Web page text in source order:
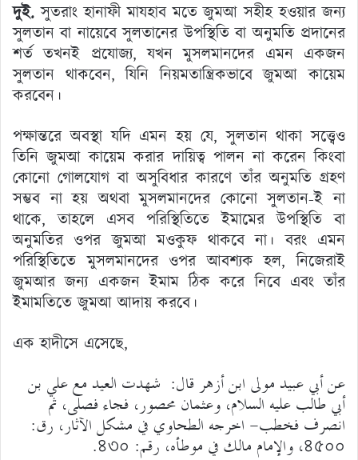
দুই.সুতরাং হানাফী মাযহাব মতে জুমআ সহীহ হওয়ার জন্য
সুলতান বা নায়েবে সুলতানের উপস্থিতি বা অনুমতি প্রদানের
শর্ত তখনই প্রযোজ্য, যখন মুসলমানদের এমন একজন
সুলতান থাকবেন, যিনি নিয়মতান্ত্রিকভাবে জুমআ কায়েম
করবেন।
পক্ষান্তরে অবস্থা যদি এমন হয় যে, সুলতান থাকা সত্ত্বেও
তিনি জুমআ কায়েম করার দায়িত্ব পালন না করেন কিংবা
কোনো গোলযোগ বা অসুবিধার কারণে তাঁর অনুমতি গ্রহণ
সম্ভব না হয় অথবা মুসলমানদের কোনো সুলতান-ই না
থাকে, তাহলে এসব পরিস্থিতিতে ইমামের উপস্থিতি বা
অনুমতির ওপর জুমআ মওকুফ থাকবে না। বরং এমন
পরিস্থিতিতে মুসলমানদের ওপর আবশ্যক হল, নিজেরাই
জুমআর জন্য একজন ইমাম ঠিক করে নিবে এবং তাঁর
ইমামতিতে জুমআ আদায় করবে।
এক হাদীসে এসেছে,
عن أبي عبيد مولى ابن أزهر قال: شهدت العيد مع علي بن
أبي طالب عليه السلام، وعثمان محصور، فجاء فصلى، ثم
انصرف فخطب- اخرجه الطحاوي في مشكل الآثار، رق:
৪৫০০، والإمام مالك في موطأه، رقم: ৪৩০.